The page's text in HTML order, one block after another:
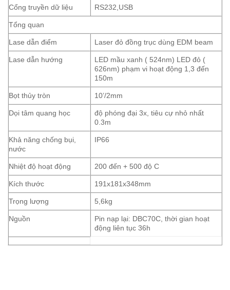
Cổng truyền dữ liệu RS232,USB
Tổng quan
Lase dẫn điểm Laser đỏ đồng trục dùng EDM beam
Lase dẫn hướng
LED mầu xanh ( 524nm) LED đỏ (
626nm) phạm vi hoạt động 1,3 đến
150m
Bọt thủy tròn 10’/2mm
Dọi tâm quang học
độ phóng đại 3x, tiêu cự nhỏ nhất
0.3m
Khả năng chống bụi,
nước
IP66
Nhiệt độ hoạt động 200 đến + 500 độ C
Kích thước 191x181x348mm
Trọng lượng 5,6kg
Nguồn
Pin nạp lại: DBC70C, thời gian hoạt
động liên tục 36h